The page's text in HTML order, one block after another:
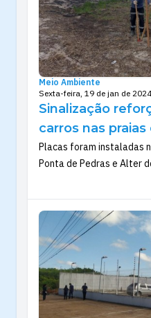
Meio Ambiente
Sexta-feira, 19 de jan de
Sinalização
carros nas
Placas foram instaladas
Ponta de Pedras e Alter